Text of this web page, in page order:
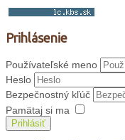
Prihlásenie
Používateľské meno
Heslo
Bezpečnostný kľúč
Pamätaj si ma
Prihlásiť